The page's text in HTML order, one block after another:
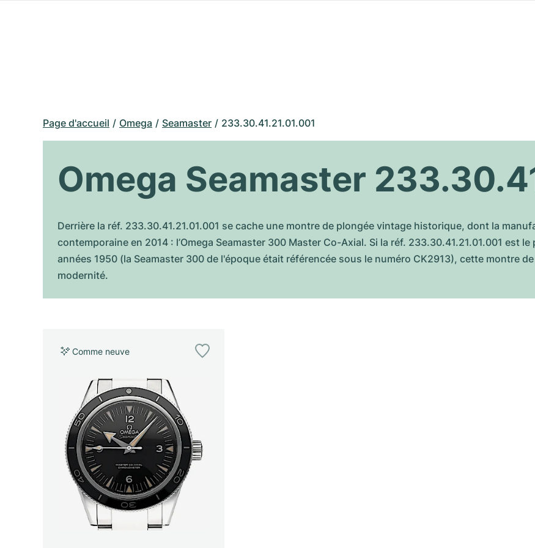
Page d'accueil Omega Seamaster 233.30.41.21.01.001
Omega Seamaster
Derrière la réf. 233.30.41.21.01.001 se cache une montre de plongée vintage historique, dont la
contemporaine en 2014 : l’Omega Seamaster 300 Master Co-Axial. Si la réf. 233.30.41.21.01.001 est
années 1950 (la Seamaster 300 de l'époque était référencée sous le numéro CK2913), cette montre
modernité.
Comme neuve